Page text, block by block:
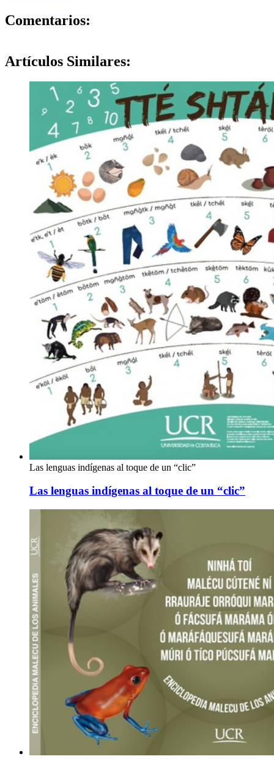
Comentarios:
Artículos Similares:
​​​Las lenguas indígenas al toque de un “clic”
​​​Las lenguas indígenas al toque de un “clic”